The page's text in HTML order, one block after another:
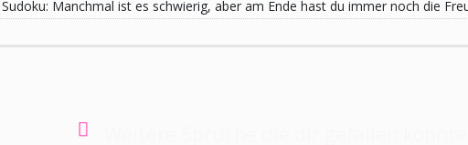
Manchmal ist es schwierig, aber am Ende hast du immer noch die